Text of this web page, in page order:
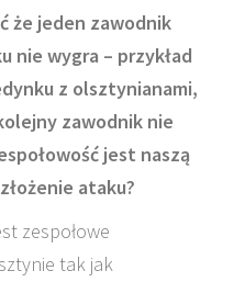
że jeden zawodnik
nie wygra – przykład
z olsztynianami,
zawodnik nie
jest naszą
ataku?
zespołowe
tak jak